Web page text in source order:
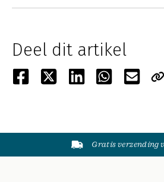
Deel dit artikel
Gratis verzending